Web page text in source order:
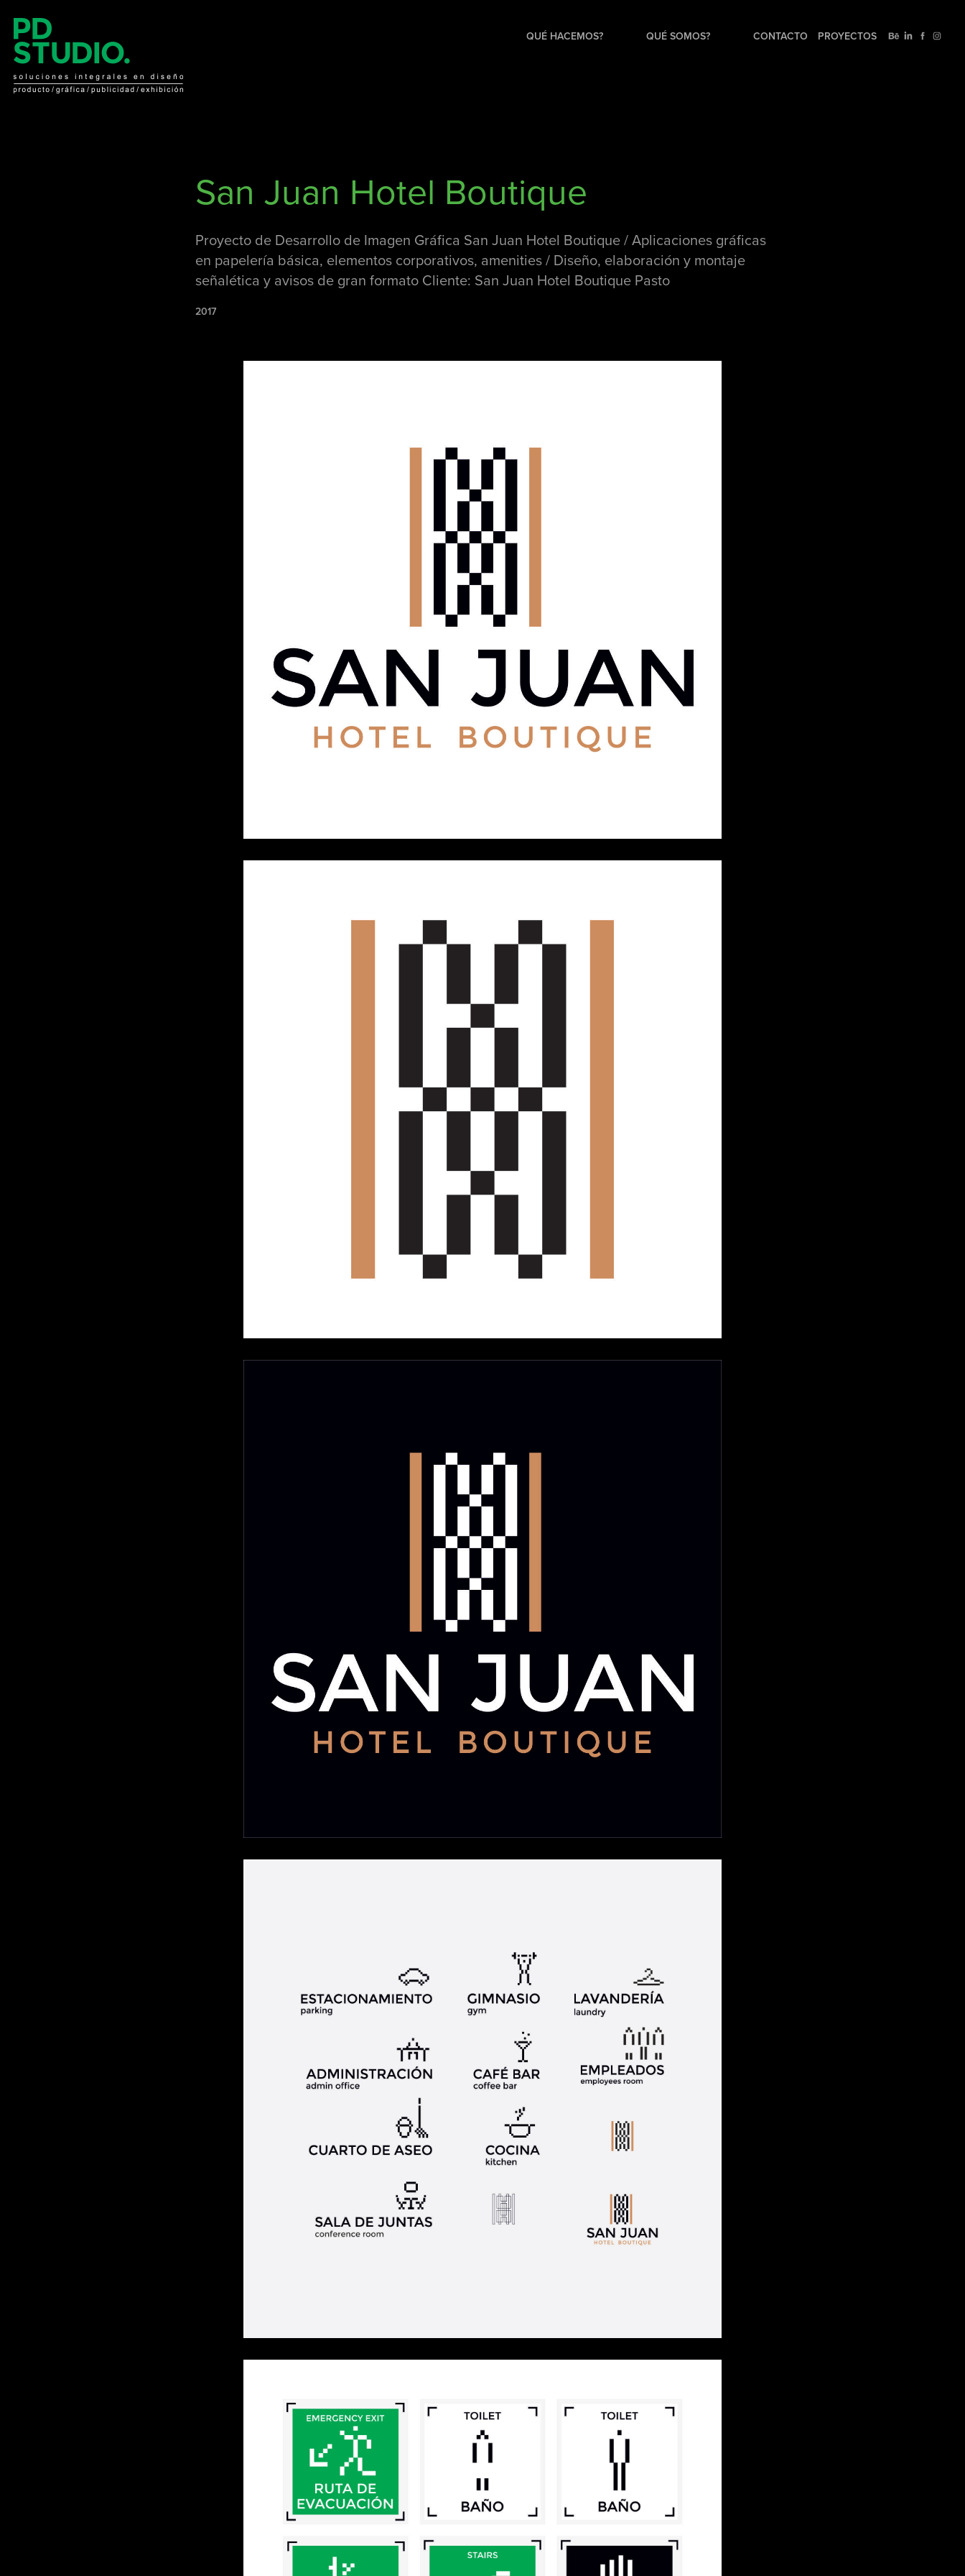
QUÉ HACEMOS? QUÉ SOMOS? CONTACTO PROYECTOS
San Juan Hotel Boutique
Proyecto de Desarrollo de Imagen Gráfica San Juan Hotel Boutique / Aplicaciones gráficas
en papelería básica, elementos corporativos, amenities / Diseño, elaboración y montaje
señalética y avisos de gran formato Cliente: San Juan Hotel Boutique Pasto
2017